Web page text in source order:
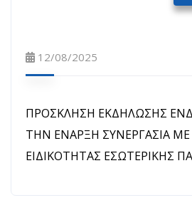
12/08/2025
ΠΡΟΣΚΛΗΣΗ ΕΚΔΗΛΩΣΗΣ
ΤΗΝ ΕΝΑΡΞΗ ΣΥΝΕΡΓΑΣΙΑ ΜΕ
ΕΙΔΙΚΟΤΗΤΑΣ ΕΣΩΤΕΡΙΚΗΣ